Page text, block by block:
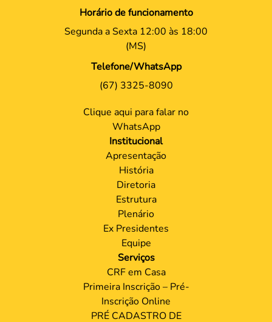
Horário de funcionamento
Segunda a Sexta 12:00 às 18:00
(MS)
Telefone/WhatsApp
(67) 3325-8090
Clique aqui para falar no
WhatsApp
Institucional
Apresentação
História
Diretoria
Estrutura
Plenário
Ex Presidentes
Equipe
Serviços
CRF em Casa
Primeira Inscrição – Pré-
Inscrição Online
PRÉ CADASTRO DE